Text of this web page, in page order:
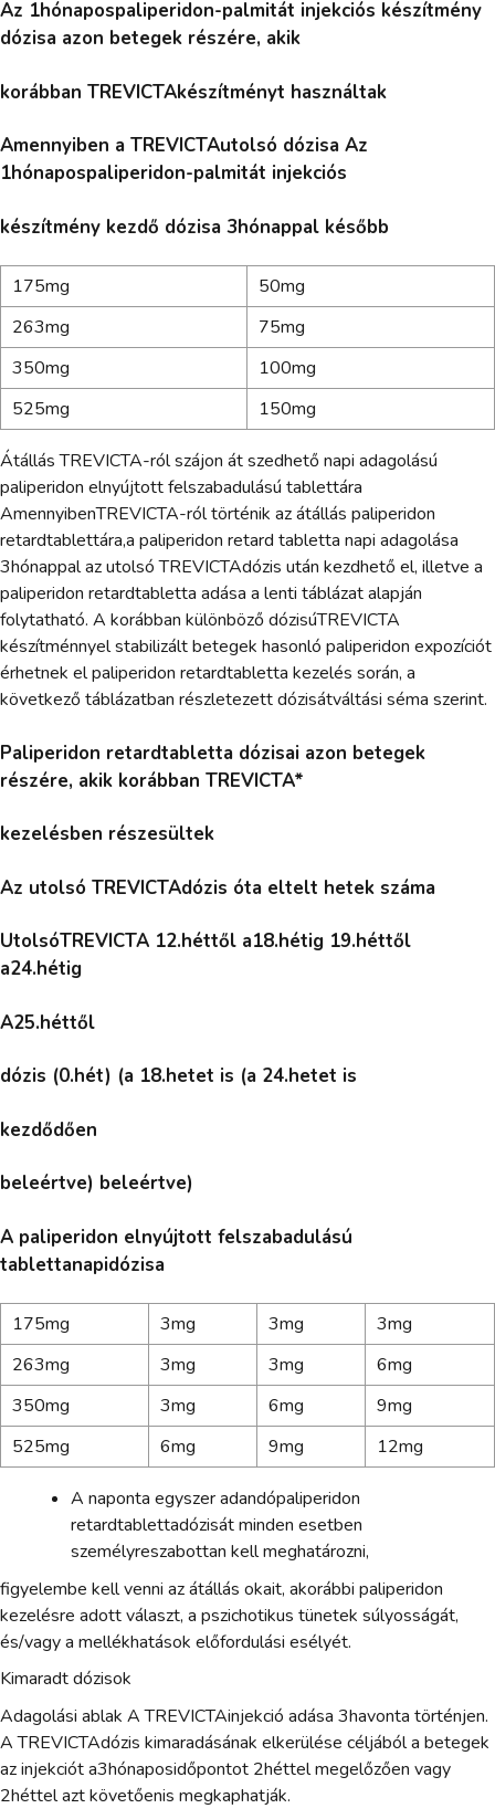
Az 1hónapospaliperidon-palmitát injekciós készítmény
dózisa azon betegek részére, akik
korábban TREVICTAkészítményt használtak
Amennyiben a TREVICTAutolsó dózisa Az
1hónapospaliperidon-palmitát injekciós
készítmény kezdő dózisa 3hónappal később
175mg
50mg
263mg
75mg
350mg
100mg
525mg
150mg
Átállás TREVICTA-ról szájon át szedhető napi adagolású
paliperidon elnyújtott felszabadulású tablettára
AmennyibenTREVICTA-ról történik az átállás paliperidon
retardtablettára,a paliperidon retard tabletta napi adagolása
3hónappal az utolsó TREVICTAdózis után kezdhető el, illetve a
paliperidon retardtabletta adása a lenti táblázat alapján
folytatható. A korábban különböző dózisúTREVICTA
készítménnyel stabilizált betegek hasonló paliperidon expozíciót
érhetnek el paliperidon retardtabletta kezelés során, a
következő táblázatban részletezett dózisátváltási séma szerint.
Paliperidon retardtabletta dózisai azon betegek
részére, akik korábban TREVICTA*
kezelésben részesültek
Az utolsó TREVICTAdózis óta eltelt hetek száma
UtolsóTREVICTA 12.héttől a18.hétig 19.héttől
a24.hétig
A25.héttől
dózis (0.hét) (a 18.hetet is (a 24.hetet is
kezdődően
beleértve) beleértve)
A paliperidon elnyújtott felszabadulású
tablettanapidózisa
175mg 3mg 3mg
3mg
263mg
3mg 3mg
6mg
350mg
3mg 6mg
9mg
525mg
6mg 9mg 12mg
A naponta egyszer adandópaliperidon
retardtablettadózisát minden esetben
személyreszabottan kell meghatározni,
figyelembe kell venni az átállás okait, akorábbi paliperidon
kezelésre adott választ, a pszichotikus tünetek súlyosságát,
és/vagy a mellékhatások előfordulási esélyét.
Kimaradt dózisok
Adagolási ablak A TREVICTAinjekció adása 3havonta történjen.
A TREVICTAdózis kimaradásának elkerülése céljából a betegek
az injekciót a3hónaposidőpontot 2héttel megelőzően vagy
2héttel azt követőenis megkaphatják.